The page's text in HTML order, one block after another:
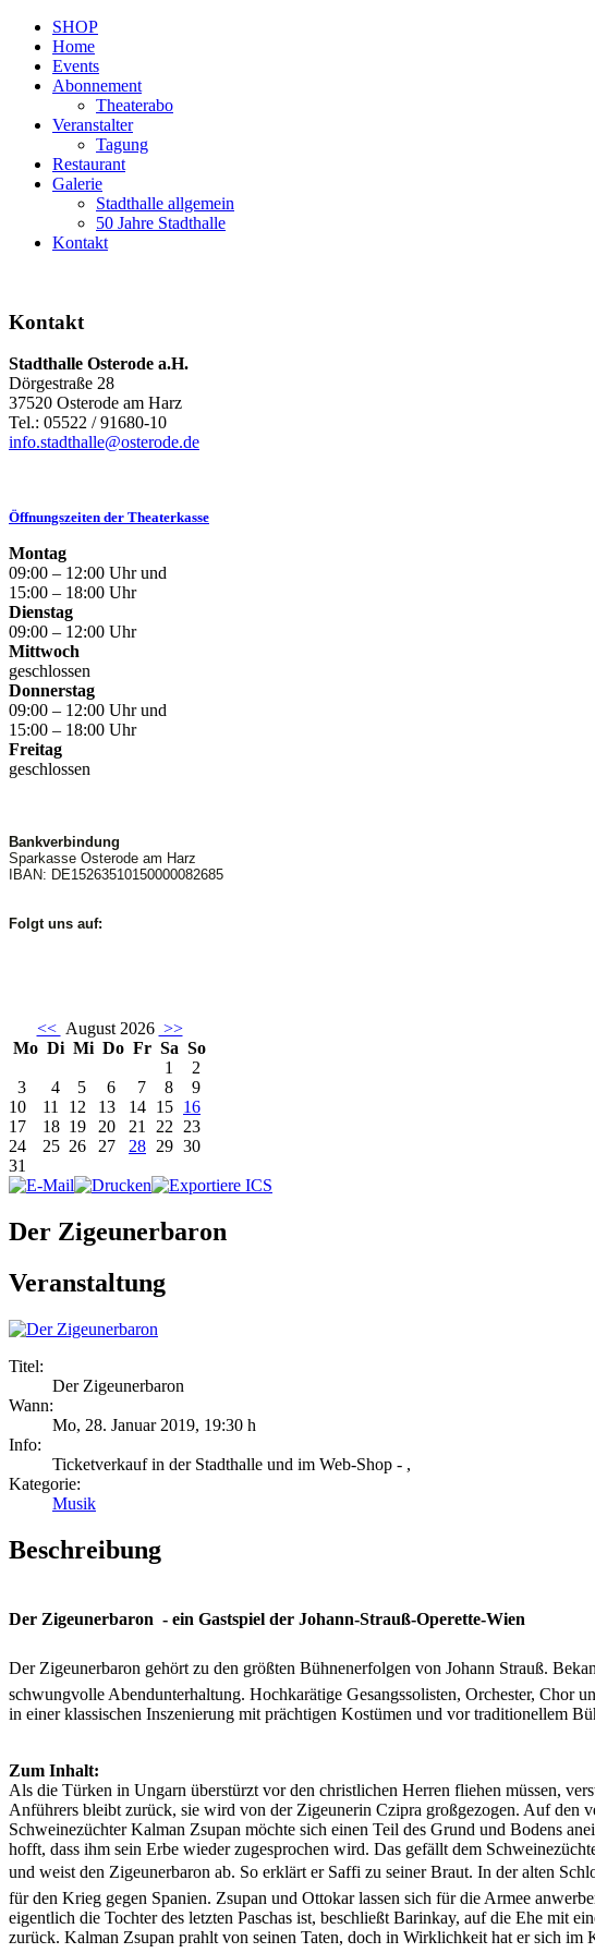
SHOP
Home
Events
Abonnement
Theaterabo
Veranstalter
Tagung
Restaurant
Galerie
Stadthalle allgemein
50 Jahre Stadthalle
Kontakt
Kontakt
Stadthalle Osterode a.H.
Dörgestraße 28
37520 Osterode am Harz
Tel.: 05522 / 91680-10
info.stadthalle@osterode.de
Öffnungszeiten der Theaterkasse
Montag
09:00 – 12:00 Uhr und
15:00 – 18:00 Uhr
Dienstag
09:00 – 12:00 Uhr
Mittwoch
geschlossen
Donnerstag
09:00 – 12:00 Uhr und
15:00 – 18:00 Uhr
Freitag
geschlossen
Bankverbindung
Sparkasse Osterode am Harz
IBAN: DE15263510150000082685
Folgt uns auf:
<< August 2026 >>
Mo Di Mi Do Fr Sa So
1
2
3
4 5 6 7 8
9
10
11 12 13 14 15 16
17
18 19 20 21 22 23
24
25 26 27 28 29 30
31
Der Zigeunerbaron
Veranstaltung
Titel:
Der Zigeunerbaron
Wann:
Mo, 28. Januar 2019, 19:30 h
Info:
Ticketverkauf in der Stadthalle und im Web-Shop - ,
Kategorie:
Musik
Beschreibung
Der Zigeunerbaron  - ein Gastspiel der Johann-Strauß-Operette-Wien
Der Zigeunerbaron gehört zu den größten Bühnenerfolgen von Johann Strauß.
schwungvolle Abendunterhaltung. Hochkarätige Gesangssolisten, Orchester, Chor
in einer klassischen Inszenierung mit prächtigen Kostümen und vor traditionellem
Zum Inhalt:
Als die Türken in Ungarn überstürzt vor den christlichen Herren fliehen müssen,
Anführers bleibt zurück, sie wird von der Zigeunerin Czipra großgezogen. Auf den
Schweinezüchter Kalman Zsupan möchte sich einen Teil des Grund und Bodens
hofft, dass ihm sein Erbe wieder zugesprochen wird. Das gefällt dem
und weist den Zigeunerbaron ab. So erklärt er Saffi zu seiner Braut. In der alten
für den Krieg gegen Spanien. Zsupan und Ottokar lassen sich für die Armee
eigentlich die Tochter des letzten Paschas ist, beschließt Barinkay, auf die Ehe mit
zurück. Kalman Zsupan prahlt von seinen Taten, doch in Wirklichkeit hat er sich